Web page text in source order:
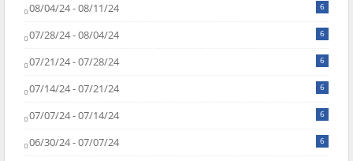
08/04/24 - 08/11/24 6
07/28/24 - 08/04/24 6
07/21/24 - 07/28/24 6
07/14/24 - 07/21/24 6
07/07/24 - 07/14/24 6
06/30/24 - 07/07/24 6